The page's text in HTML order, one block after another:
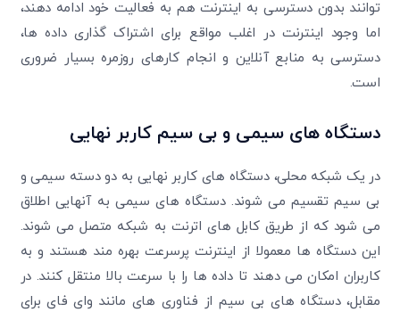
توانند بدون دسترسی به اینترنت هم به فعالیت خود ادامه دهند،
اما وجود اینترنت در اغلب مواقع برای اشتراک گذاری داده ها،
دسترسی به منابع آنلاین و انجام کارهای روزمره بسیار ضروری
است.
دستگاه های سیمی و بی سیم کاربر نهایی
در یک شبکه محلی، دستگاه های کاربر نهایی به دو دسته سیمی و
بی سیم تقسیم می شوند. دستگاه های سیمی به آنهایی اطلاق
می شود که از طریق کابل های اترنت به شبکه متصل می شوند.
این دستگاه ها معمولا از اینترنت پرسرعت بهره مند هستند و به
کاربران امکان می دهند تا داده ها را با سرعت بالا منتقل کنند. در
مقابل، دستگاه های بی سیم از فناوری های مانند وای فای برای
کد ارسال شده را وارد کنید
ویرایش شماره موبایل